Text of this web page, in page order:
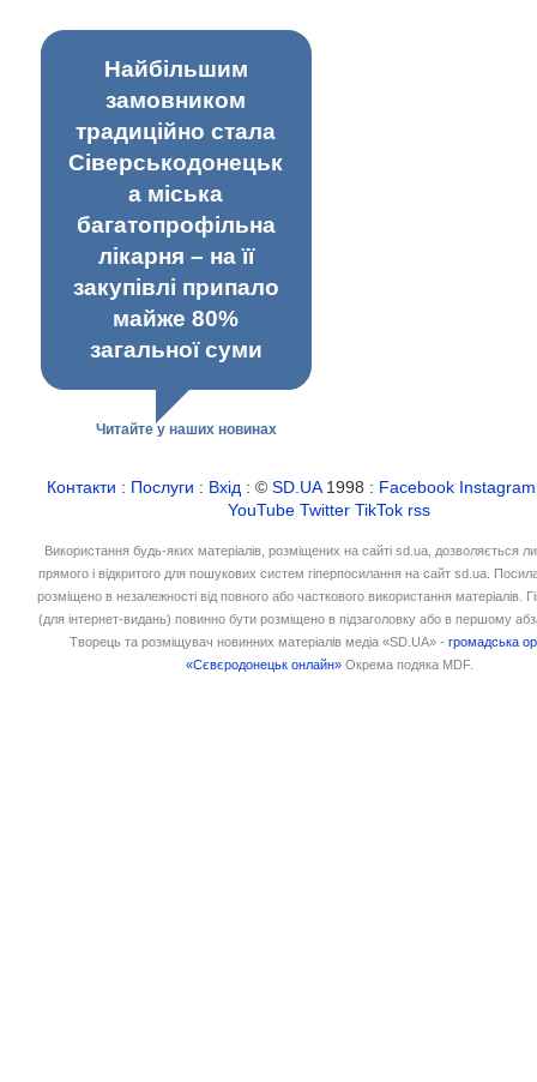
Найбільшим
замовником
традиційно стала
Сіверськодонецьк
а міська
багатопрофільна
лікарня – на її
закупівлі припало
майже 80%
загальної суми
Читайте у наших новинах
Контакти : Послуги : Вхід : ©SD.UA1998 : Facebook Instagram
YouTube Twitter TikTok rss
Використання будь-яких матеріалів, розміщених на сайті sd.ua, дозволяється
прямого і відкритого для пошукових систем гіперпосилання на сайт sd.ua.
розміщено в незалежності від повного або часткового використання матеріалів.
(для інтернет-видань) повинно бути розміщено в підзаголовку або в першому
Творець та розміщувач новинних матеріалів медіа «SD.UA» -громадська
«Сєвєродонецьк онлайн» Окрема подяка MDF.